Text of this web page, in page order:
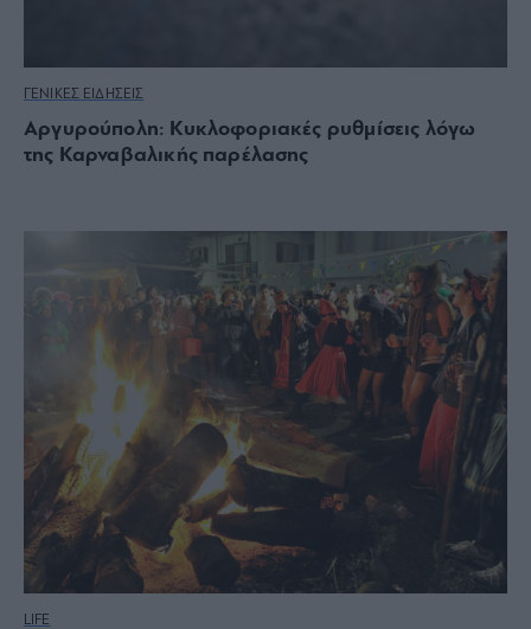
ΓΕΝΙΚΕΣ ΕΙΔΗΣΕΙΣ
Αργυρούπολη: Κυκλοφοριακές ρυθμίσεις λόγω
της Καρναβαλικής παρέλασης
LIFE